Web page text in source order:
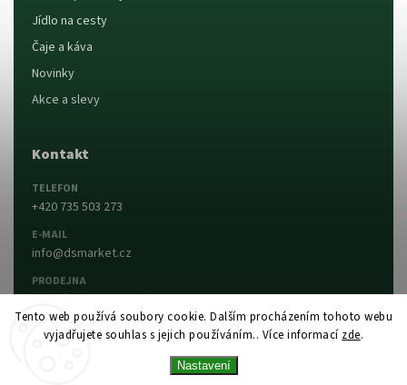
Tento web používá soubory cookie. Dalším procházením tohoto webu
vyjadřujete souhlas s jejich používáním.. Více informací zde.
Nastavení
Jídlo na cesty
Čaje a káva
Novinky
Akce a slevy
Kontakt
TELEFON
+420 735 503 273
E-MAIL
info@dsmarket.cz
PRODEJNA
Dlouhá 90, 763 15 Slušovice
Napsat nám Prodejna a otevírací doba